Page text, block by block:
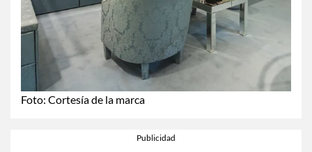
Foto: Cortesía de la marca